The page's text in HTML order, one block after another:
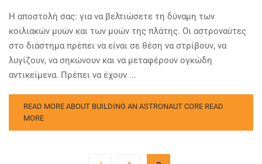
Η αποστολή σας: για να βελτιώσετε τη δύναμη των
κοιλιακών μυών και των μυών της πλάτης. Οι αστροναύτες
στο διάστημα πρέπει να είναι σε θέση να στρίβουν, να
λυγίζουν, να σηκώνουν και να μεταφέρουν ογκώδη
αντικείμενα. Πρέπει να έχουν ...
READ MORE ABOUT BUILDING AN ASTRONAUT CORE READ
MORE